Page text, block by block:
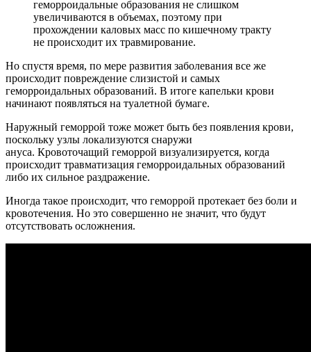
геморроидальные образования не слишком
увеличиваются в объемах, поэтому при
прохождении каловых масс по кишечному тракту
не происходит их травмирование.
Но спустя время, по мере развития заболевания все же
происходит повреждение слизистой и самых
геморроидальных образований. В итоге капельки крови
начинают появляться на туалетной бумаге.
Наружный геморрой тоже может быть без появления крови,
поскольку узлы локализуются снаружи
ануса. Кровоточащий геморрой визуализируется, когда
происходит травматизация геморроидальных образований
либо их сильное раздражение.
Иногда такое происходит, что геморрой протекает без боли и
кровотечения. Но это совершенно не значит, что будут
отсутствовать осложнения.